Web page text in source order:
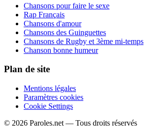
Chansons pour faire le sexe
Rap Français
Chansons d'amour
Chansons des Guinguettes
Chansons de Rugby et 3ème mi-temps
Chanson bonne humeur
Plan de site
Mentions légales
Paramètres cookies
Cookie Settings
© 2026 Paroles.net — Tous droits réservés